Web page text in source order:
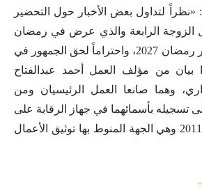
«نظراً لتداول بعض الأخبار حول التحضير
الرابعة والذي عرض في رمضان
2012، لعرضه في شهر رمضان 2027، واحتراماً لحق الجمهور في
بيان من مؤلف العمل أحمد عبدالفتاح
وهما صانعا العمل الرئيسيان ومن
تسجيله بأسمائهما في جهاز الرقابة على
المصنفات الفنية منذ 2011 وهي الجهة المنوط بها توثيق الأعمال